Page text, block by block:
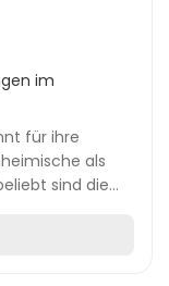
im
für ihre
als
sind die